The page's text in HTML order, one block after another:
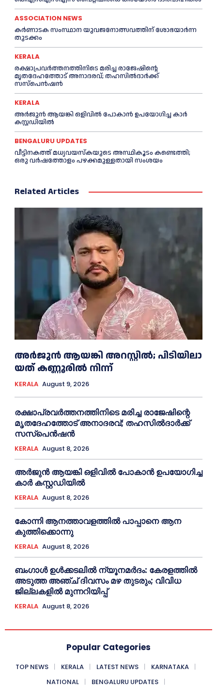
ASSOCIATION NEWS
കര്‍ണാടക സംസ്ഥാന യുവജനോത്സവത്തിന് ശോഭയാർന്ന
തുടക്കം
KERALA
രക്ഷാപ്രവർത്തനത്തിനിടെ മരിച്ച രാജേഷിന്റെ
മൃതദേഹത്തോട് അനാദരവ്; തഹസിൽദാർക്ക്
സസ്പെൻഷൻ
KERALA
അര്‍ജുന്‍ ആയങ്കി ഒളിവില്‍ പോകാന്‍ ഉപയോഗിച്ച കാര്‍
കസ്റ്റഡിയില്‍
BENGALURU UPDATES
വീട്ടിനകത്ത് മധ്യവയസ്കയുടെ അസ്ഥികൂടം കണ്ടെത്തി;
ഒരു വര്‍ഷത്തോളം പഴക്കമുള്ളതായി സംശയം
Related Articles
അ​ർ​ജു​ൻ ആ​യ​ങ്കി അ​റ​സ്റ്റി​ൽ; പി​ടി​യി​ലാ​
യ​ത് ക​ണ്ണൂ​രി​ൽ നി​ന്ന്
KERALA August 9, 2026
രക്ഷാപ്രവർത്തനത്തിനിടെ മരിച്ച രാജേഷിന്റെ
മൃതദേഹത്തോട് അനാദരവ്; തഹസിൽദാർക്ക്
സസ്പെൻഷൻ
KERALA August 8, 2026
അര്‍ജുന്‍ ആയങ്കി ഒളിവില്‍ പോകാന്‍ ഉപയോഗിച്ച
കാര്‍ കസ്റ്റഡിയില്‍
KERALA August 8, 2026
കോന്നി ആനത്താവളത്തില്‍ പാപ്പാനെ ആന
കുത്തിക്കൊന്നു
KERALA August 8, 2026
ബംഗാൾ ഉൾക്കടലിൽ ന്യൂനമർദം: കേരളത്തിൽ
അടുത്ത അഞ്ച് ദിവസം മഴ തുടരും; വിവിധ
ജില്ലകളിൽ മുന്നറിയിപ്പ്
KERALA August 8, 2026
Popular Categories
TOP NEWS KERALA LATEST NEWS
KARNATAKA
NATIONAL
BENGALURU UPDATES